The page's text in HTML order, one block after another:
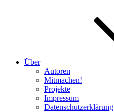
Über
Autoren
Mitmachen!
Projekte
Impressum
Datenschutzerklärung